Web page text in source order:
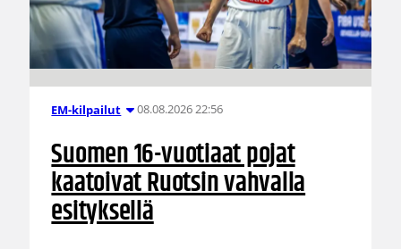
EM-kilpailut 08.08.2026 22:56
Suomen 16-vuotiaat pojat
kaatoivat Ruotsin vahvalla
esityksellä